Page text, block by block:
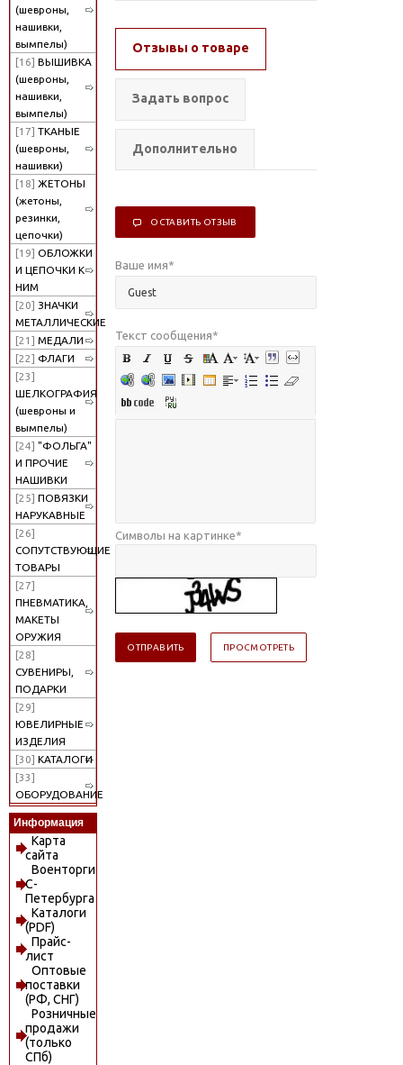
(шевроны,
нашивки,
вымпелы)
[16] ВЫШИВКА
(шевроны,
нашивки,
вымпелы)
[17] ТКАНЫЕ
(шевроны,
нашивки)
[18] ЖЕТОНЫ
(жетоны,
резинки,
цепочки)
[19] ОБЛОЖКИ
И ЦЕПОЧКИ К
НИМ
[20] ЗНАЧКИ
МЕТАЛЛИЧЕСКИЕ
[21] МЕДАЛИ
[22] ФЛАГИ
[23]
ШЕЛКОГРАФИЯ
(шевроны и
вымпелы)
[24] "ФОЛЬГА"
И ПРОЧИЕ
НАШИВКИ
[25] ПОВЯЗКИ
НАРУКАВНЫЕ
[26]
СОПУТСТВУЮЩИЕ
ТОВАРЫ
[27]
ПНЕВМАТИКА,
МАКЕТЫ
ОРУЖИЯ
[28]
СУВЕНИРЫ,
ПОДАРКИ
[29]
ЮВЕЛИРНЫЕ
ИЗДЕЛИЯ
[30] КАТАЛОГИ
[33]
ОБОРУДОВАНИЕ
Информация
Карта
сайта
Военторги
С-
Петербурга
Каталоги
(PDF)
Прайс-
лист
Оптовые
поставки
(РФ, СНГ)
Розничные
продажи
(только
СПб)
Отзывы о товаре
Задать вопрос
Дополнительно
ОСТАВИТЬ ОТЗЫВ
Ваше имя*
Текст сообщения*
Символы на картинке*